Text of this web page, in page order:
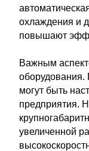
охлаждения и
повышают
Важным
могут быть
предприятия.
увеличенной